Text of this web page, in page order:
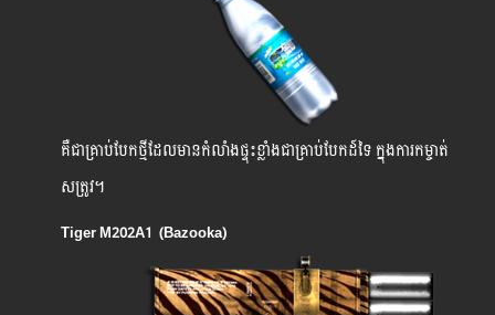
គឺជាគ្រាប់បែកថ្មីដែលមានកំលាំងផ្ទុះខ្លាំងជាគ្រាប់បែកដ៍ទៃ ក្នុងការកម្ចាត់
សត្រូវ។
Tiger M202A1 (Bazooka)